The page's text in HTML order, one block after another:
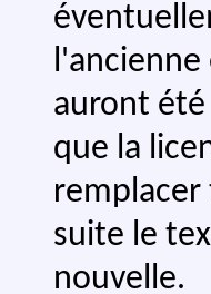
l'ancienne
auront
que la
remplacer
suite le
nouvelle.